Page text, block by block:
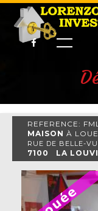
REFERENCE:
MAISON À
RUE DE BELLE-
7100 LA